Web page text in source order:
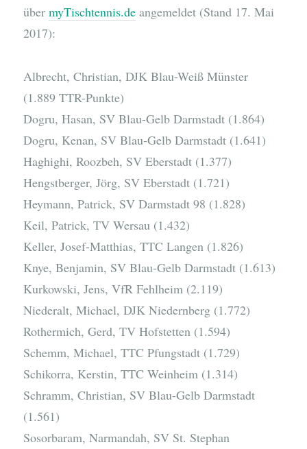
übermyTischtennis.de angemeldet (Stand 17. Mai
2017):
Albrecht, Christian, DJK Blau-Weiß Münster
(1.889 TTR-Punkte)
Dogru, Hasan, SV Blau-Gelb Darmstadt (1.864)
Dogru, Kenan, SV Blau-Gelb Darmstadt (1.641)
Haghighi, Roozbeh, SV Eberstadt (1.377)
Hengstberger, Jörg, SV Eberstadt (1.721)
Heymann, Patrick, SV Darmstadt 98 (1.828)
Keil, Patrick, TV Wersau (1.432)
Keller, Josef-Matthias, TTC Langen (1.826)
Knye, Benjamin, SV Blau-Gelb Darmstadt (1.613)
Kurkowski, Jens, VfR Fehlheim (2.119)
Niederalt, Michael, DJK Niedernberg (1.772)
Rothermich, Gerd, TV Hofstetten (1.594)
Schemm, Michael, TTC Pfungstadt (1.729)
Schikorra, Kerstin, TTC Weinheim (1.314)
Schramm, Christian, SV Blau-Gelb Darmstadt
(1.561)
Sosorbaram, Narmandah, SV St. Stephan